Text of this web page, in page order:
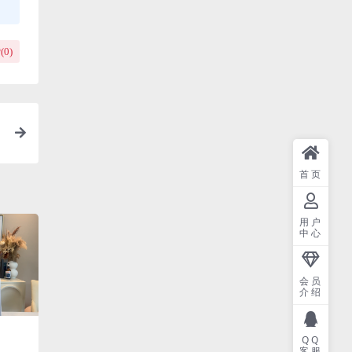
0)
首页
用户
中心
会员
介绍
QQ